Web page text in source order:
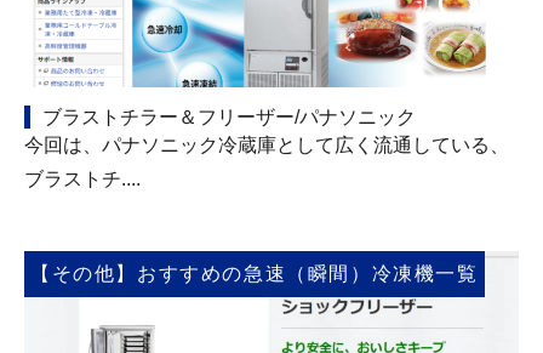
ブラストチラー＆フリーザー/パナソニック
今回は、パナソニック冷蔵庫として広く流通している、
ブラストチ....
【その他】おすすめの急速（瞬間）冷凍機一覧